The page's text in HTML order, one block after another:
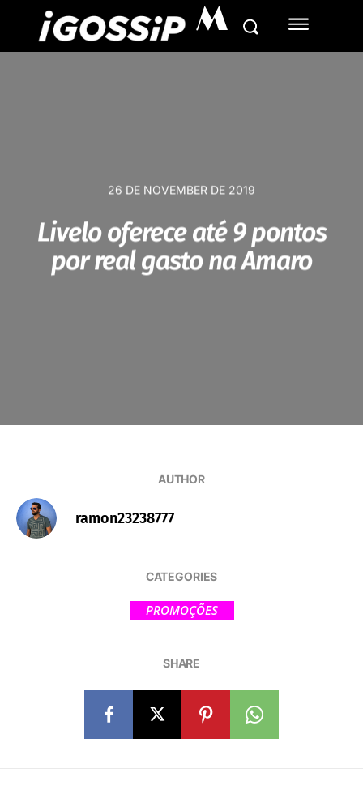
M
26 DE NOVEMBER DE 2019
Livelo oferece até 9 pontos
por real gasto na Amaro
AUTHOR
ramon23238777
CATEGORIES
PROMOÇÕES
SHARE